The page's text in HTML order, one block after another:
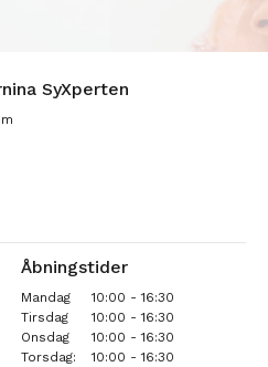
SyXperten
Åbningstider
Mandag
10:00 - 16:30
Tirsdag
10:00 - 16:30
Onsdag
10:00 - 16:30
Torsdag:
10:00 - 16:30